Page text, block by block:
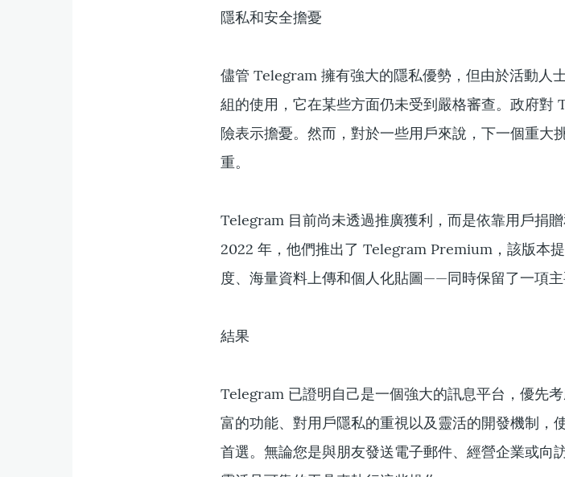
隱私和安全擔憂
儘管 Telegram 擁有強大的隱私優勢，但由於活動人
組的使用，它在某些方面仍未受到嚴格審查。政府對
險表示擔憂。然而，對於一些用戶來說，下一個重大
重。
Telegram 目前尚未透過推廣獲利，而是依靠用戶捐贈
2022 年，他們推出了 Telegram Premium，該版本
度、海量資料上傳和個人化貼圖——同時保留了一項主
結果
Telegram 已證明自己是一個強大的訊息平台，優先
富的功能、對用戶隱私的重視以及靈活的開發機制，
首選。無論您是與朋友發送電子郵件、經營企業或向